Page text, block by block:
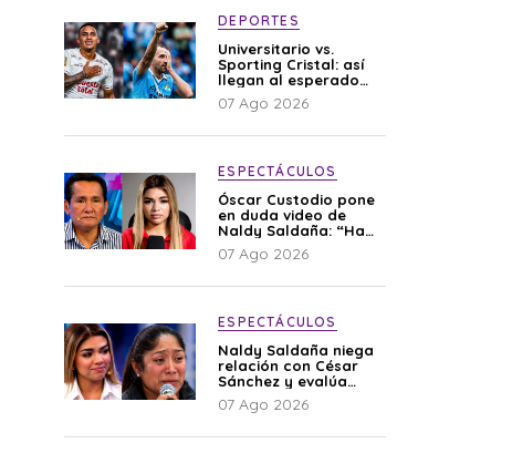
DEPORTES
Universitario vs.
Sporting Cristal: así
llegan al esperado
duelo
07 Ago 2026
ESPECTÁCULOS
Óscar Custodio pone
en duda video de
Naldy Saldaña: “Hay
cosas que de repente
se han editado”
07 Ago 2026
ESPECTÁCULOS
Naldy Saldaña niega
relación con César
Sánchez y evalúa
denunciar a su
esposa: “Es una
07 Ago 2026